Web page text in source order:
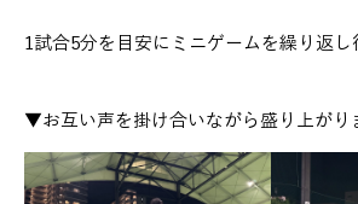
1試合5分を目安にミニゲームを繰り返し
▼お互い声を掛け合いながら盛り上がり